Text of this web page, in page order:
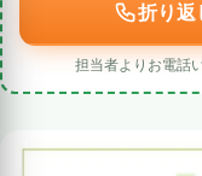
折り返
担当者よりお電話